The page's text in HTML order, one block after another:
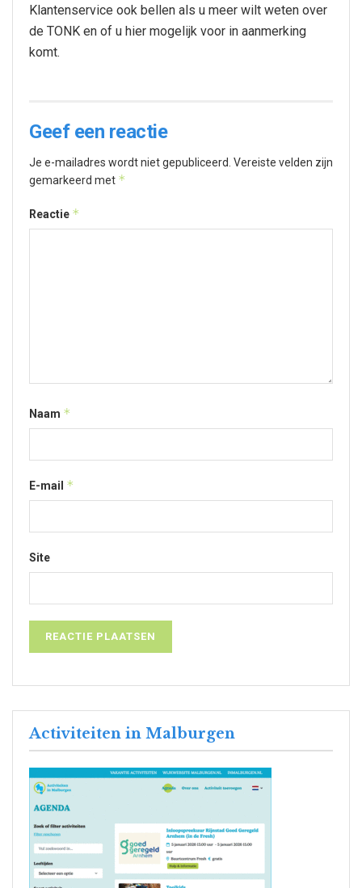
Klantenservice ook bellen als u meer wilt weten over
de TONK en of u hier mogelijk voor in aanmerking
komt.
Geef een reactie
Je e-mailadres wordt niet gepubliceerd. Vereiste velden zijn
gemarkeerd met *
Reactie *
Naam *
E-mail *
Site
Activiteiten in Malburgen